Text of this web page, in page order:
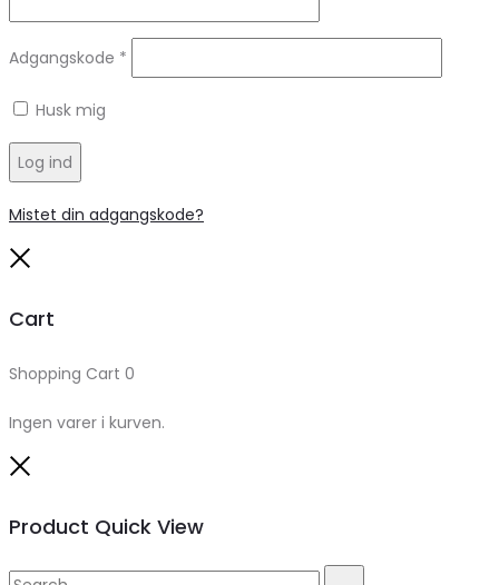
Adgangskode *
Husk mig
Log ind
Mistet din adgangskode?
Cart
Shopping Cart 0
Ingen varer i kurven.
Product Quick View